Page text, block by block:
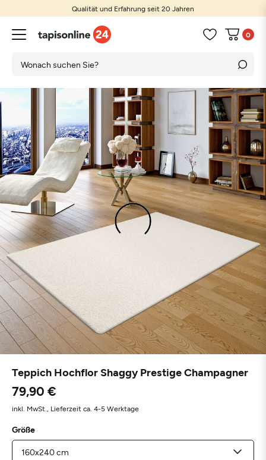
Qualität und Erfahrung seit 20 Jahren
0
Teppich Hochflor Shaggy Prestige Champagner
79,90 €
inkl. MwSt., Lieferzeit ca. 4-5 Werktage
Größe